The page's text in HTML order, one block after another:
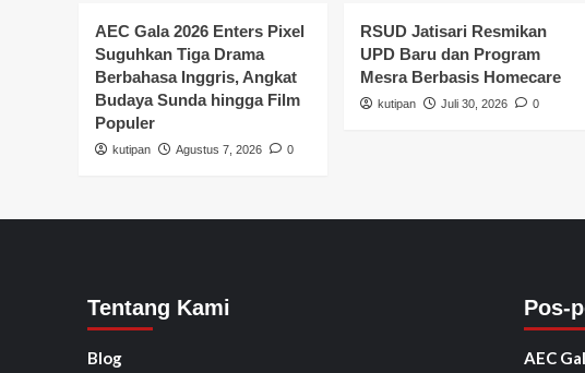
AEC Gala 2026 Enters Pixel
Suguhkan Tiga Drama
Berbahasa Inggris, Angkat
Budaya Sunda hingga Film
Populer
kutipan Agustus 7, 2026 0
RSUD Jatisari Resmikan
UPD Baru dan Program
Mesra Berbasis Homecare
kutipan Juli 30, 2026 0
Tentang Kami
Blog
Pos-
AEC